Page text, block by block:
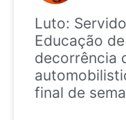
Luto:
Educação
decorrência
final de